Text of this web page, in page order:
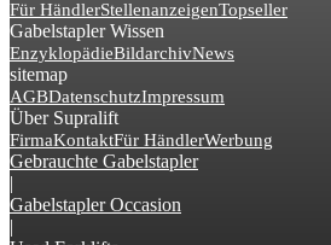
Für HändlerStellenanzeigenTopseller
Gabelstapler Wissen
EnzyklopädieBildarchivNews
sitemap
AGBDatenschutzImpressum
Über Supralift
FirmaKontaktFür HändlerWerbung
Gebrauchte Gabelstapler
|
Gabelstapler Occasion
|